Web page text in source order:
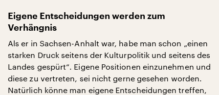
Eigene Entscheidungen werden zum
Verhängnis
Als er in Sachsen-Anhalt war, habe man schon „einen
starken Druck seitens der Kulturpolitik und seitens des
Landes gespürt“. Eigene Positionen einzunehmen und
diese zu vertreten, sei nicht gerne gesehen worden.
Natürlich könne man eigene Entscheidungen treffen,